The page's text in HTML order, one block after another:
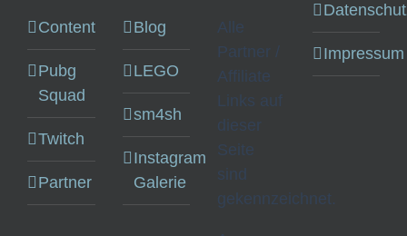
Content
Pubg
Squad
Twitch
Partner
Blog
LEGO
sm4sh
Instagram
Galerie
Alle
Partner /
Affiliate
Links auf
dieser
Seite
sind
gekennzeichnet.
Impressum